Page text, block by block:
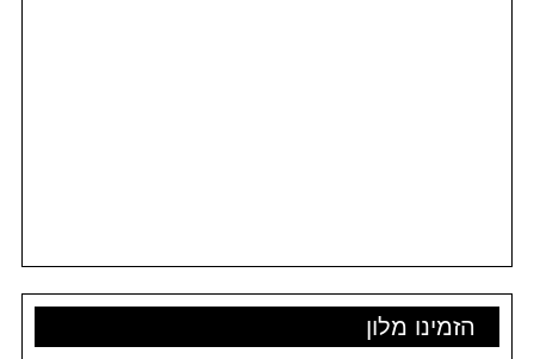
הזמינו מלון